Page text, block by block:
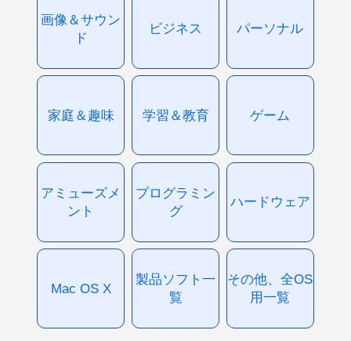
画像＆サウン
ド
ビジネス パーソナル
家庭＆趣味 学習＆教育 ゲーム
アミューズメ
ント
プログラミン
グ
ハードウェア
Mac OS X
製品ソフト一
覧
その他、全OS
用一覧